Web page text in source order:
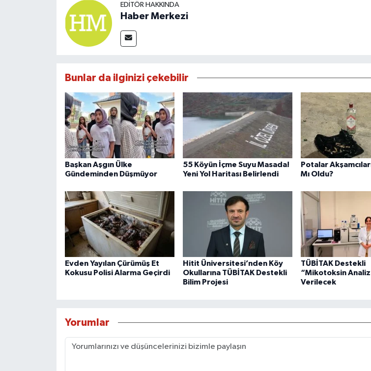
EDITÖR HAKKINDA
Haber Merkezi
Bunlar da ilginizi çekebilir
Başkan Aşgın Ülke
Gündeminden Düşmüyor
55 Köyün İçme Suyu Masada!
Yeni Yol Haritası Belirlendi
Potalar
Mı Oldu?
Evden Yayılan Çürümüş Et
Kokusu Polisi Alarma Geçirdi
Hitit Üniversitesi’nden Köy
Okullarına TÜBİTAK Destekli
Bilim Projesi
TÜBİTAK Destekli
“Mikotoksin
Verilecek
Yorumlar